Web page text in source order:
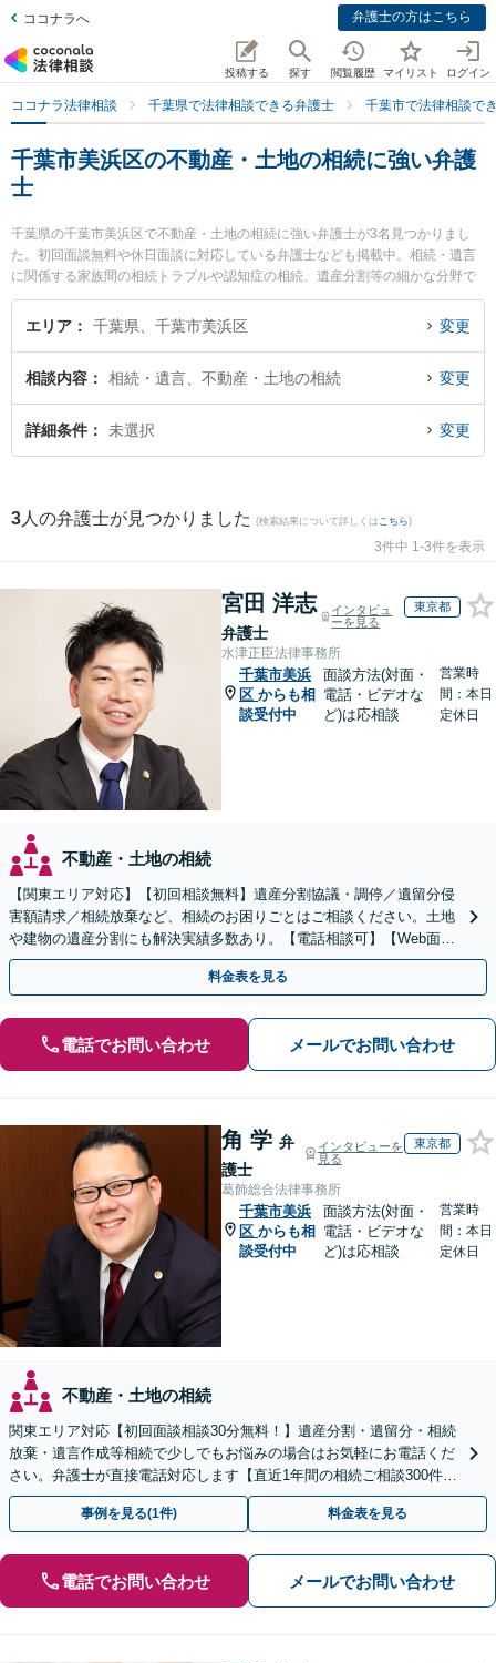
ココナラへ 弁護士の方はこちら
投稿する 探す 閲覧履歴 マイリスト ログイン
ココナラ法律相談 千葉県で法律相談できる弁護士 千葉市で法律相談で
千葉市美浜区の不動産・土地の相続に強い弁護
士
千葉県の千葉市美浜区で不動産・土地の相続に強い弁護士が3名見つかりまし
た。初回面談無料や休日面談に対応している弁護士なども掲載中。相続・遺言
に関係する家族間の相続トラブルや認知症の相続、遺産分割等の細かな分野で
の絞り込み検索もでき便利です。特に海浜幕張法律事務所の猿木 志朗弁護士や
あらた国際法律事務所の沼倉 悠弁護士、三上・宮山法律事務所の宮山 雅光弁護
士に相談したい』『不動産・土地の相続のトラブル解決の実績豊富な近くの弁
護士を検索したい』『初回相談無料で不動産・土地の相続を法律相談できる千
葉市美浜区内の弁護士に相談予約したい』などでお困りの相談者さんにおすす
エリア 千葉県、千葉市美浜区 変更
相談内容 相続・遺言、不動産・土地の相続 変更
詳細条件 未選択 変更
3 人の弁護士が見つかりました (検索結果について詳しくは こちら)
3件中 1-3件を表示
宮田 洋志
弁護士
インタビュ
ーを見る
東京都
水津正臣法律事務所
千葉市美浜
区 からも相
談受付中
面談方法(対面・
電話・ビデオな
ど)は応相談
営業時
間：本日
定休日
不動産・土地の相続
【関東エリア対応】【初回相談無料】遺産分割協議・調停／遺留分侵
害額請求／相続放棄など、相続のお困りごとはご相談ください。土地
や建物の遺産分割にも解決実績多数あり。【電話相談可】【Web面談
可】遺言書作成や財産の整理など生前対策もサポート
料金表を見る
電話でお問い合わせ メールでお問い合わせ
角 学 弁
護士
インタビューを
見る
東京都
葛飾総合法律事務所
千葉市美浜
区 からも相
談受付中
面談方法(対面・
電話・ビデオな
ど)は応相談
営業時
間：本日
定休日
不動産・土地の相続
関東エリア対応【初回面談相談30分無料！】遺産分割・遺留分・相続
放棄・遺言作成等相続で少しでもお悩みの場合はお気軽にお電話くだ
さい。弁護士が直接電話対応します【直近1年間の相続ご相談300件以
上！＆相続の著書・セミナー多数】弁護士複数所属
事例を見る(1件) 料金表を見る
電話でお問い合わせ メールでお問い合わせ